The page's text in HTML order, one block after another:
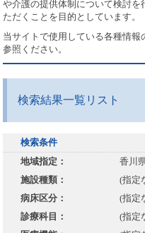
や介護の提供体制について検討
ただくことを目的としています。
当サイトで使用している各種情報
参照ください。
検索結果一覧リスト
検索条件
地域指定：
香川
施設種類：
(指定
病床区分：
(指定
診療科目：
(指定